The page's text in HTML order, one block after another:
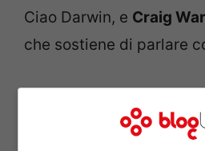
Ciao Darwin, e Craig
che sostiene di parlare